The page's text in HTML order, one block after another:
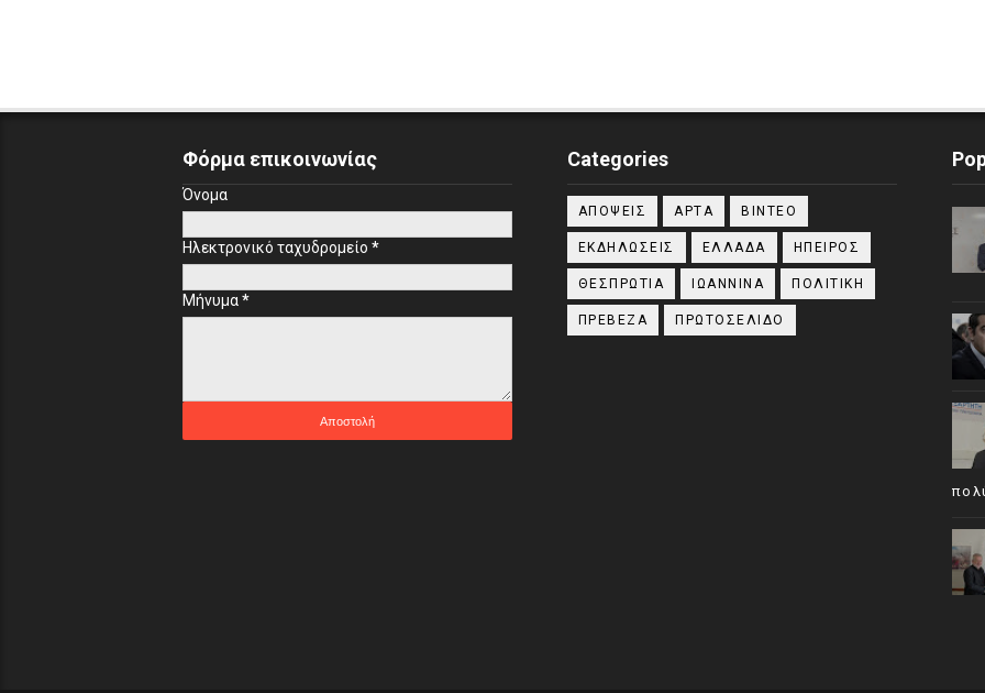
Φόρμα επικοινωνίας
Όνομα
Ηλεκτρονικό ταχυδρομείο *
Μήνυμα*
Categories
ΑΠΟΨΕΙΣ ΑΡΤΑ ΒΙΝΤΕΟ
ΕΚΔΗΛΩΣΕΙΣ ΕΛΛΑΔΑ ΗΠΕΙΡΟΣ
ΘΕΣΠΡΩΤΙΑ ΙΩΑΝΝΙΝΑ ΠΟΛΙΤΙΚΗ
ΠΡΕΒΕΖΑ ΠΡΩΤΟΣΕΛΙΔΟ